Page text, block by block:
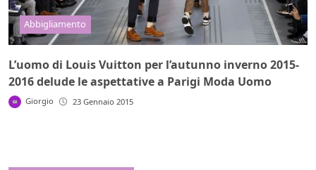
Abbigliamento
L’uomo di Louis Vuitton per l’autunno inverno 2015-
2016 delude le aspettative a Parigi Moda Uomo
Giorgio 23 Gennaio 2015